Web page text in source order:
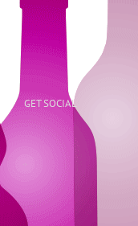
GET SOCIAL